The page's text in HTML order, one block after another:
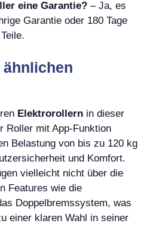
eine Garantie? – Ja, es
Garantie oder 180 Tage
Elektrorollern in dieser
Roller mit App-Funktion
Belastung von bis zu 120 kg
und Komfort.
vielleicht nicht über die
Features wie die
Doppelbremssystem, was
einer klaren Wahl in seiner